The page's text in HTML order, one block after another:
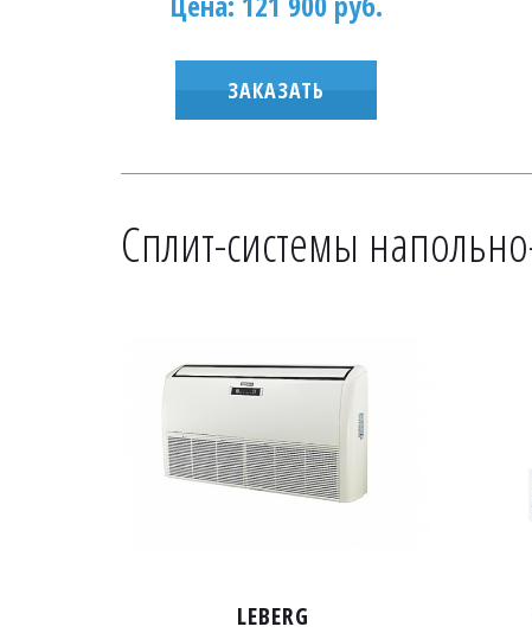
ЗАКАЗАТЬ
Сплит-системы
LEBERG